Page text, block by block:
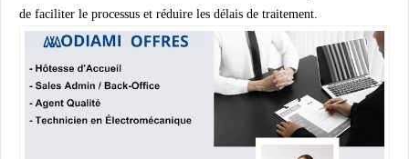
de faciliter le processus et réduire les délais de traitement.